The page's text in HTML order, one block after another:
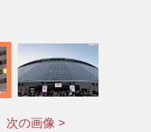
次の画像 >